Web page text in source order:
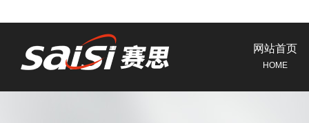
网站首页
HOME